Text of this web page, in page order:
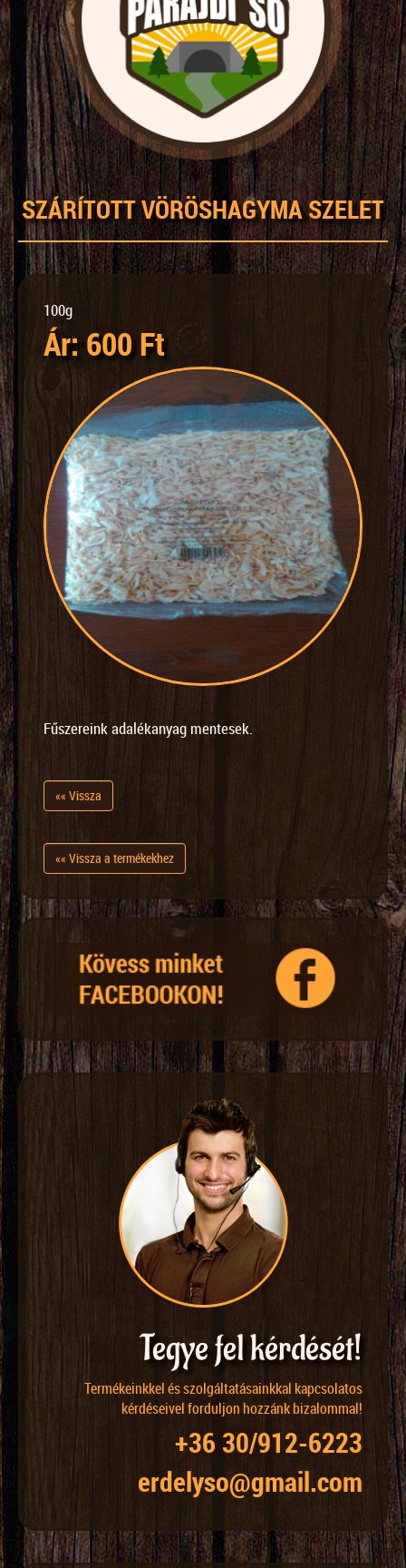
SZÁRÍTOTT VÖRÖSHAGYMA SZELET
100g
Ár: 600 Ft
Fűszereink adalékanyag mentesek.
«« Vissza
«« Vissza a termékekhez
Tegye fel kérdését!
Termékeinkkel és szolgáltatásainkkal kapcsolatos
kérdéseivel forduljon hozzánk bizalommal!
+36 30/912-6223
erdelyso@gmail.com